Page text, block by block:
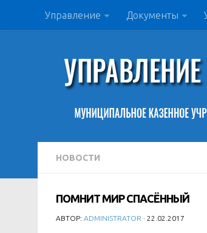
Управление Документы
НОВОСТИ
ПОМНИТ МИР СПАСЁННЫЙ
АВТОР: ADMINISTRATOR · 22.02.2017